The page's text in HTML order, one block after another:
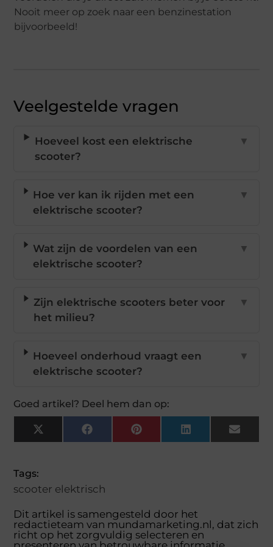
Nooit meer op zoek naar een benzinestation
bijvoorbeeld!
Veelgestelde vragen
Hoeveel kost een elektrische
scooter?
▼
Hoe ver kan ik rijden met een
elektrische scooter?
▼
Wat zijn de voordelen van een
elektrische scooter?
▼
Zijn elektrische scooters beter voor
het milieu?
▼
Hoeveel onderhoud vraagt een
elektrische scooter?
▼
Goed artikel? Deel hem dan op:
X
(Twitter)
FacebookPinterestLinkedInEmail
Tags:
scooter elektrisch
Dit artikel is samengesteld door het
redactieteam van mundamarketing.nl, dat zich
richt op het zorgvuldig selecteren en